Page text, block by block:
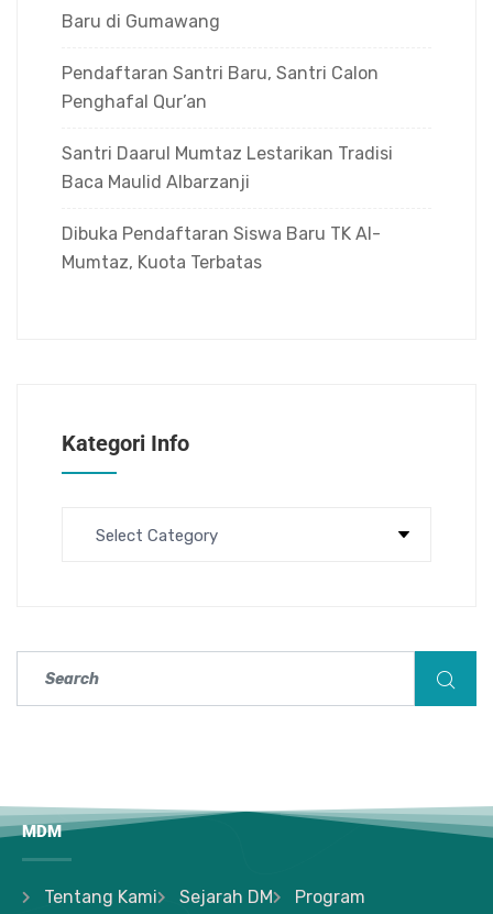
Baru di Gumawang
Pendaftaran Santri Baru, Santri Calon
Penghafal Qur’an
Santri Daarul Mumtaz Lestarikan Tradisi
Baca Maulid Albarzanji
Dibuka Pendaftaran Siswa Baru TK Al-
Mumtaz, Kuota Terbatas
Kategori Info
MDM
Tentang Kami Sejarah DM
Program